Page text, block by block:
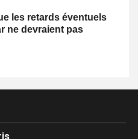
les retards éventuels
ne devraient pas